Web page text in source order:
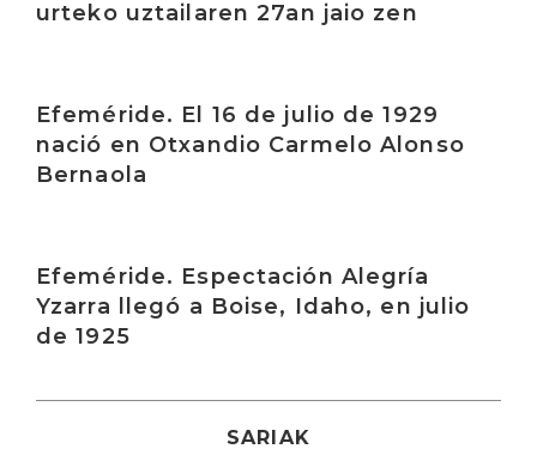
urteko uztailaren 27an jaio zen
Efeméride. El 16 de julio de 1929
nació en Otxandio Carmelo Alonso
Bernaola
Efeméride. Espectación Alegría
Yzarra llegó a Boise, Idaho, en julio
de 1925
SARIAK